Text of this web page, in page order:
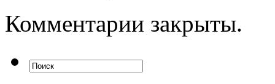
Комментарии закрыты.